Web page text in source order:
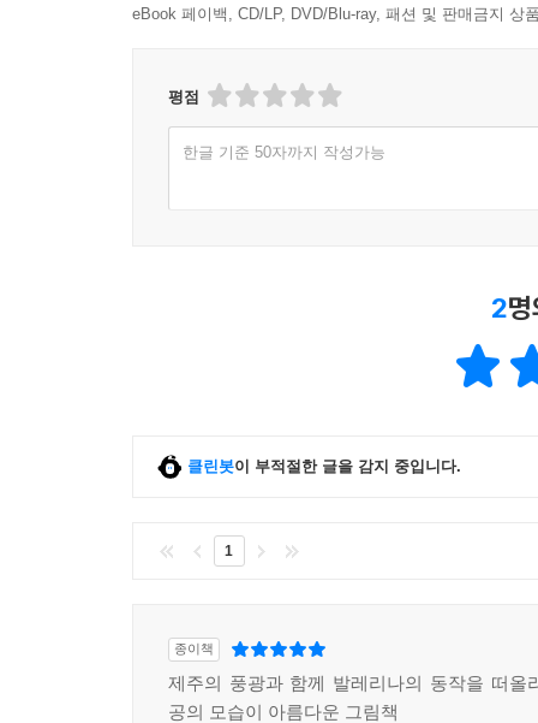
eBook 페이백, CD/LP, DVD/Blu-ray, 패션 및 판매금지 상
평점
한글 기준 50자까지 작성가능
2
클린봇이 부적절한 글을 감지 중입니다.
1
종이책
제주의 풍광과 함께 발레리나의 동작을 떠올
공의 모습이 아름다운 그림책